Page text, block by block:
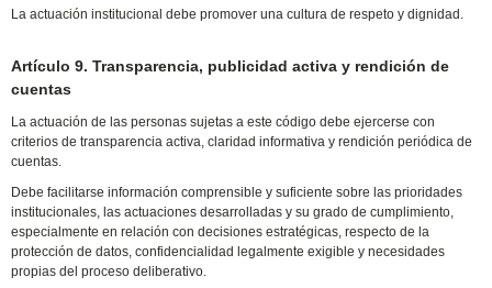
La actuación institucional debe promover una cultura de respeto y dignidad.
Artículo 9. Transparencia, publicidad activa y rendición de
cuentas
La actuación de las personas sujetas a este código debe ejercerse con
criterios de transparencia activa, claridad informativa y rendición periódica de
cuentas.
Debe facilitarse información comprensible y suficiente sobre las prioridades
institucionales, las actuaciones desarrolladas y su grado de cumplimiento,
especialmente en relación con decisiones estratégicas, respecto de la
protección de datos, confidencialidad legalmente exigible y necesidades
propias del proceso deliberativo.